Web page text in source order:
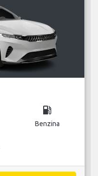
local_gas_station
Benzina